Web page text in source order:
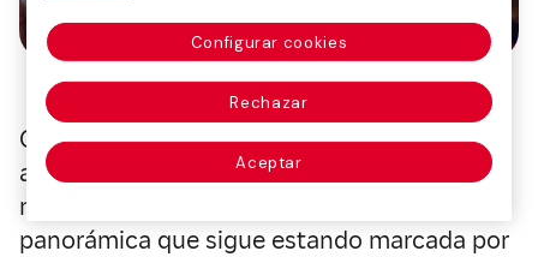
Como ocurrió con la correspondiente al año
anterior, esta nueva edición del informe El
mercado español de seguros ofrece una
panorámica que sigue estando marcada por
Configurar cookies
Rechazar
Aceptar